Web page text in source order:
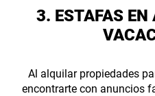
3. ESTAFAS EN
Al alquilar propiedades
encontrarte con anuncios